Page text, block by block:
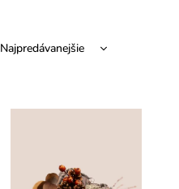
Najpredávanejšie